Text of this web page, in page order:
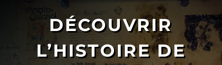
DÉCOUVRIR
L’HISTOIRE DE